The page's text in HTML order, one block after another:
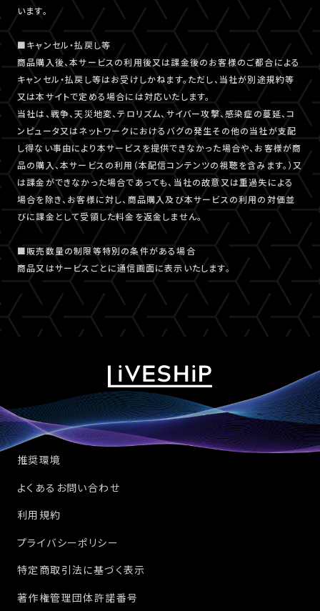
います。
■キャンセル・払戻し等
商品購入後、本サービスの利用後又は課金後のお客様のご都合による
キャンセル・払戻し等はお受けしかねます。ただし、当社が別途規約等
又は本サイトで定める場合には対応いたします。
当社は、戦争、天災地変、テロリズム、サイバー攻撃、感染症の蔓延、コ
ンピュータ又はネットワークにおけるバグの発生その他の当社が支配
し得ない事由により本サービスを提供できなかった場合や、お客様が商
品の購入、本サービスの利用（本配信コンテンツの視聴を含みます。）又
は課金ができなかった場合であっても、当社の故意又は重過失による
場合を除き、お客様に対し、商品購入及び本サービスの利用の対価並
びに課金として受領した料金を返金しません。
■販売数量の制限等特別の条件がある場合
商品又はサービスごとに通信画面に表示いたします。
推奨環境
よくあるお問い合わせ
利用規約
プライバシーポリシー
特定商取引法に基づく表示
著作権管理団体許諾番号